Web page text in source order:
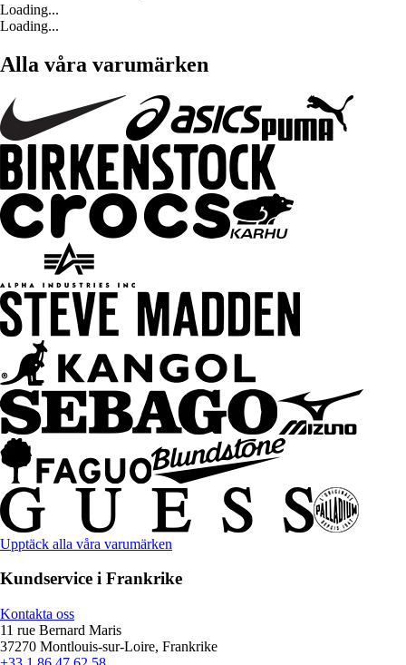
Loading...
Loading...
Alla våra varumärken
Upptäck alla våra varumärken
Kundservice i Frankrike
Kontakta oss
11 rue Bernard Maris
37270 Montlouis-sur-Loire, Frankrike